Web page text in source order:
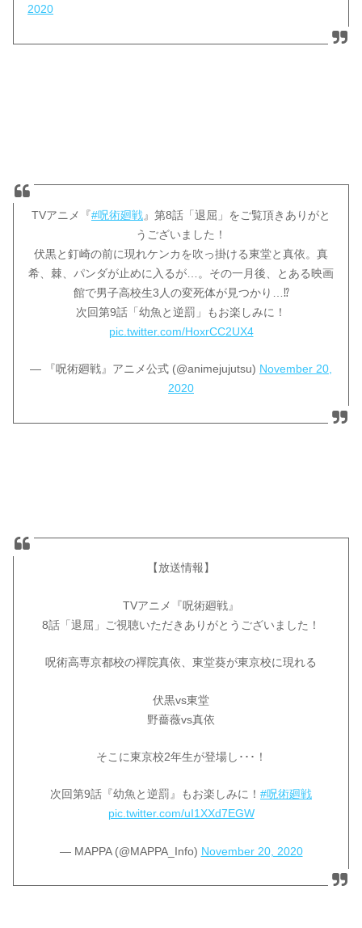
2020
TVアニメ『#呪術廻戦』第8話「退屈」をご覧頂きありがと
うございました！
伏黒と釘崎の前に現れケンカを吹っ掛ける東堂と真依。真
希、棘、パンダが止めに入るが…。その一月後、とある映画
館で男子高校生3人の変死体が見つかり…⁉
次回第9話「幼魚と逆罰」もお楽しみに！
pic.twitter.com/HoxrCC2UX4
— 『呪術廻戦』アニメ公式 (@animejujutsu) November 20,
2020
【放送情報】
TVアニメ『呪術廻戦』
8話「退屈」ご視聴いただきありがとうございました！
呪術高専京都校の禪院真依、東堂葵が東京校に現れる
伏黒vs東堂
野薔薇vs真依
そこに東京校2年生が登場し･･･！
次回第9話『幼魚と逆罰』もお楽しみに！ #呪術廻戦
pic.twitter.com/uI1XXd7EGW
— MAPPA (@MAPPA_Info) November 20, 2020